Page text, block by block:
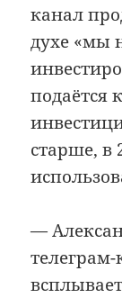
канал
духе «мы
подаётся
старше, в
—
телеграм-